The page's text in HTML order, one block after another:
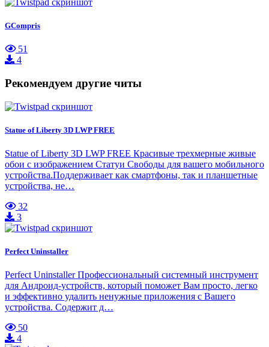
GCompris
51
4
Рекомендуем другие читы
Statue of Liberty 3D LWP FREE
Statue of Liberty 3D LWP FREE Красивые трехмерные живые
обои с изображением Статуи Свободы для вашего мобильного
устройства.Поддерживает как смартфоны, так и планшетные
устройства, не…
32
3
Perfect Uninstaller
Perfect Uninstaller Профессиональный системный инструмент
для Андроид-устройств, который поможет Вам просто, легко
и эффективно удалить ненужные приложения с Вашего
устройства. Содержит д…
50
4